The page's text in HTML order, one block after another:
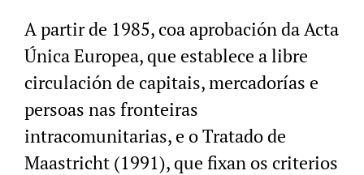
A partir de 1985, coa aprobación da Acta
Única Europea, que establece a libre
circulación de capitais, mercadorías e
persoas nas fronteiras
intracomunitarias, e o Tratado de
Maastricht (1991), que fixan os criterios